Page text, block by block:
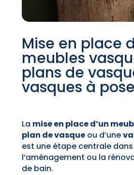
Mise en place
meubles
plans de
vasques à
La mise en place d’un
plan de vasqueou d’une
est une étape centrale dans
l’aménagement ou la
de bain.